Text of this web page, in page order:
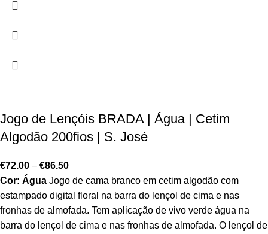
Jogo de Lençóis BRADA | Água | Cetim
Algodão 200fios | S. José
€72.00 – €86.50
Cor: Água Jogo de cama branco em cetim algodão com
estampado digital floral na barra do lençol de cima e nas
fronhas de almofada. Tem aplicação de vivo verde água na
barra do lençol de cima e nas fronhas de almofada. O lençol de